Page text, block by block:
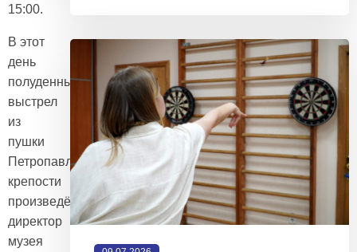
15:00.
В этот
день
полуденный
выстрел
из
пушки
Петропавловской
крепости
произведёт
директор
музея